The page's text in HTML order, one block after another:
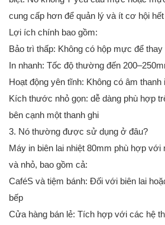
cung cấp hơn để quản lý và ít cơ hội
Lợi ích chính bao gồm:
Bảo trì thấp: Không có hộp mực để thay
In nhanh: Tốc độ thường đến
Hoạt động yên tĩnh: Không có âm thanh
Kích thước nhỏ gọn: dễ dàng phù hợp
bên cạnh một thanh ghi
3. Nó thường được sử dụng ở đâu?
Máy in biên lai nhiệt 80mm phù hợp với
và nhỏ, bao gồm cả:
CaféS và tiệm bánh: Đối với biên lai
bếp
Cửa hàng bán lẻ: Tích hợp với các hệ